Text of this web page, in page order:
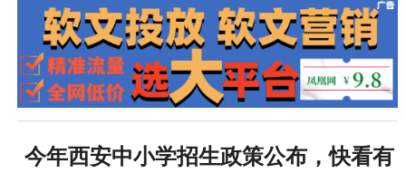
今年西安中小学招生政策公布，快看有